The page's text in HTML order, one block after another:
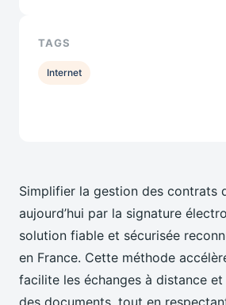
Simplifier la gestion des contrats
aujourd’hui par la signature
solution fiable et sécurisée
en France. Cette méthode
facilite les échanges à distance
TAGS
Internet